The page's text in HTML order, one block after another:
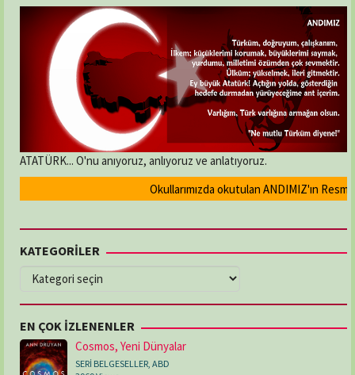
ATATÜRK... O'nu anıyoruz, anlıyoruz ve anlatıyoruz.
Okullarımızda okutulan ANDIMIZ'ın Resmi
KATEGORİLER
KATEGORİLER
EN ÇOK İZLENENLER
Cosmos, Yeni Dünyalar
SERİ BELGESELLER, ABD